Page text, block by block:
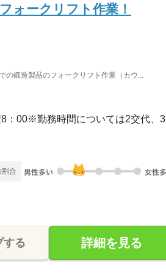
ォークリフト作業！
の鍛造製品のフォークリフト作業（カウ...
：00※勤務時間については2交代、
割合
する 詳細を見る